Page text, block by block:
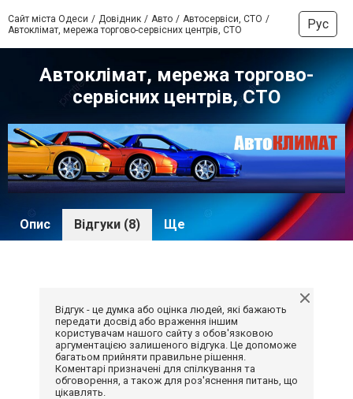
Сайт міста Одеси Довідник Авто
Автосервіси, СТО
Автоклімат, мережа торгово-сервісних центрів, СТО
Рус
Автоклімат, мережа торгово-
сервісних центрів, СТО
Опис Відгуки (8) Ще
Відгук - це думка або оцінка людей, які бажають
передати досвід або враження іншим
користувачам нашого сайту з обов'язковою
аргументацією залишеного відгука. Це допоможе
багатьом прийняти правильне рішення.
Коментарі призначені для спілкування та
обговорення, а також для роз'яснення питань, що
цікавлять.